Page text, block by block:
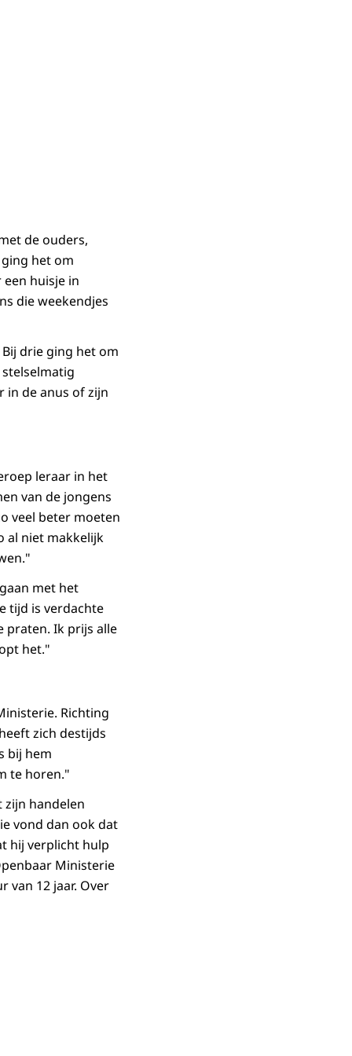
de ouders,
het om
huisje in
die weekendjes
drie ging het om
in de anus of zijn
leraar in het
van de jongens
veel beter moeten
al niet makkelijk
met het
tijd is verdachte
praten. Ik prijs alle
het."
Richting
zich destijds
bij hem
te horen."
handelen
vond dan ook dat
hij verplicht hulp
Ministerie
van 12 jaar. Over